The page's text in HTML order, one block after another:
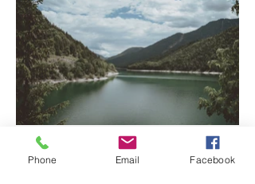
Phone Email Facebook